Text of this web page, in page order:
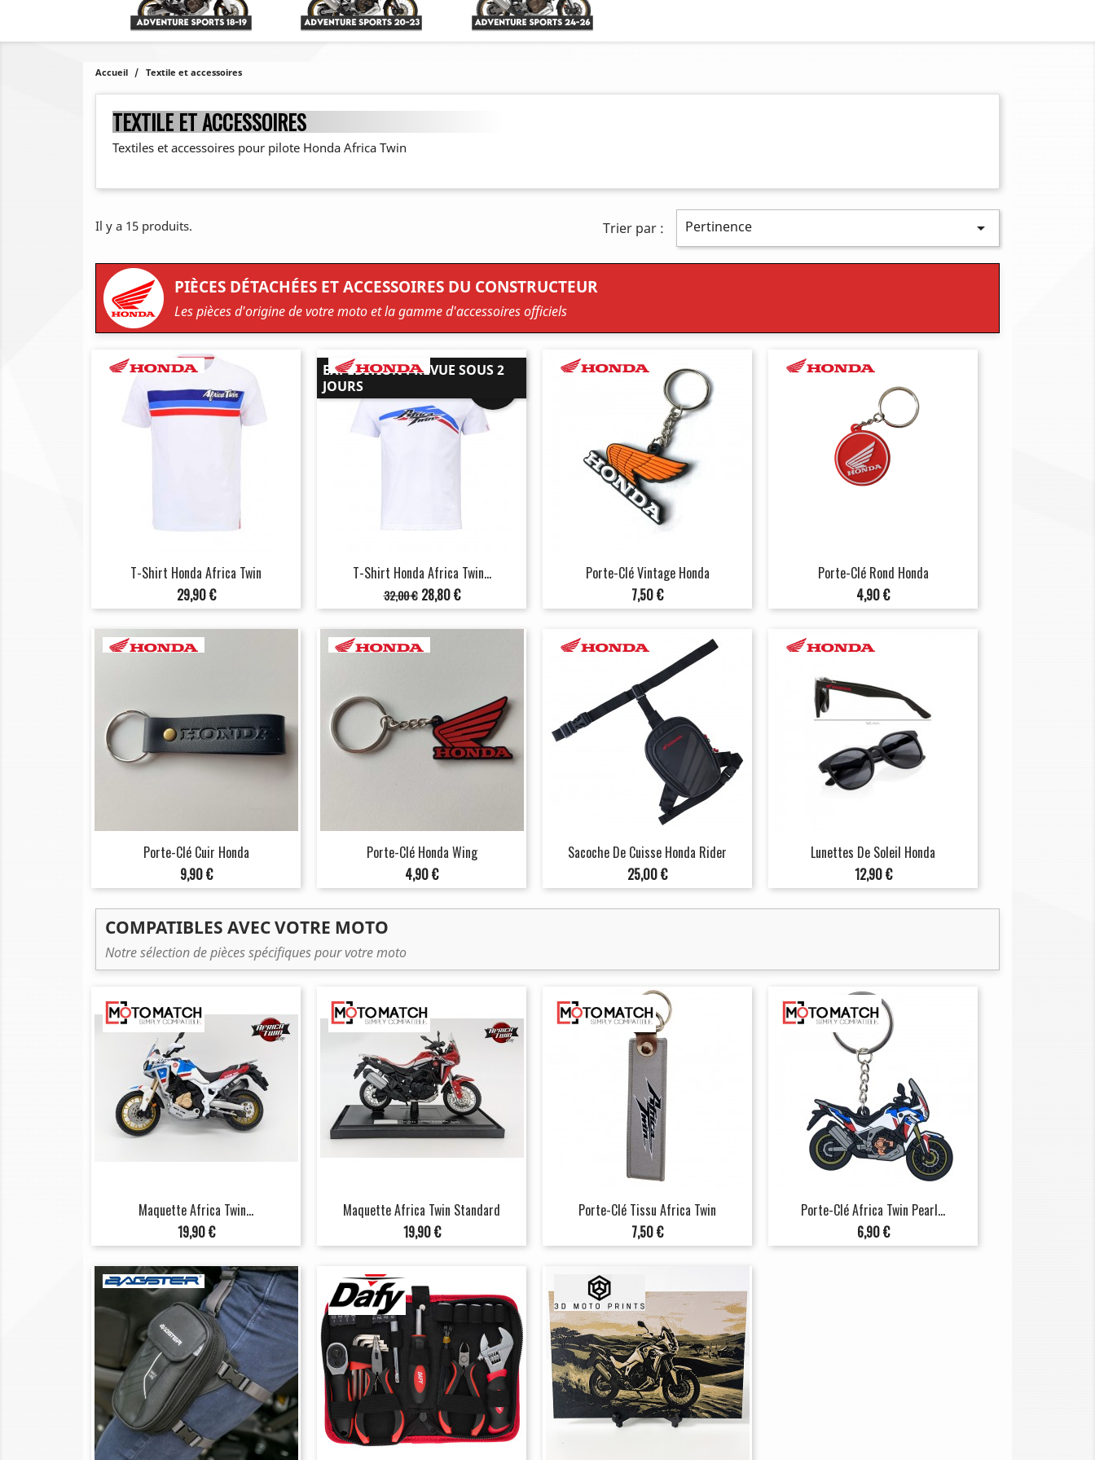
Accueil Textile et accessoires
TEXTILE ET ACCESSOIRES
Textiles et accessoires pour pilote Honda Africa Twin
Il y a 15 produits. Trier par : Pertinence 
PIÈCES DÉTACHÉES ET ACCESSOIRES DU CONSTRUCTEUR
Les pièces d'origine de votre moto et la gamme d'accessoires officiels
T-Shirt Honda Africa Twin
Prix
29,90 €
T-Shirt Honda Africa Twin...
Prix
de
base
32,00 €
-10%
Prix
28,80 €
EXPÉDITION PRÉVUE SOUS 2
JOURS
Porte-Clé Vintage Honda
Prix
7,50 €
Porte-Clé Rond Honda
Prix
4,90 €
Porte-Clé Cuir Honda
Prix
9,90 €
Porte-Clé Honda Wing
Prix
4,90 €
Sacoche De Cuisse Honda Rider
Prix
25,00 €
Lunettes De Soleil Honda
Prix
12,90 €
COMPATIBLES AVEC VOTRE MOTO
Notre sélection de pièces spécifiques pour votre moto
Maquette Africa Twin...
Prix
19,90 €
Maquette Africa Twin Standard
Prix
19,90 €
Porte-Clé Tissu Africa Twin
Prix
7,50 €
Porte-Clé Africa Twin Pearl...
Prix
6,90 €